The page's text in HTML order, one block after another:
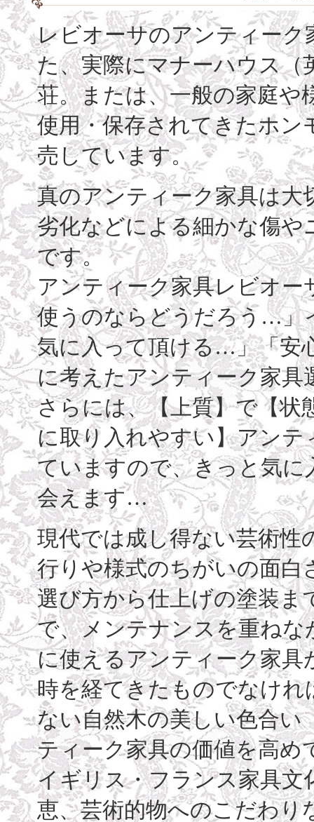
レビオーサのアンティーク
た、実際にマナーハウス（
荘。または、一般の家庭や
使用・保存されてきたホ
売しています。
真のアンティーク家具は大
劣化などによる細かな傷
です。
アンティーク家具レビオ
使うのならどうだろう…」
気に入って頂ける…」「安
に考えたアンティーク家具
さらには、【上質】で【状
に取り入れやすい】アン
ていますので、きっと気
会えます…
現代では成し得ない芸術性
行りや様式のちがいの面白
選び方から仕上げの塗装
で、メンテナンスを重ね
に使えるアンティーク家
時を経てきたものでなけ
ない自然木の美しい色合い
ティーク家具の価値を高め
イギリス・フランス家具文
恵、芸術的物へのこだわ